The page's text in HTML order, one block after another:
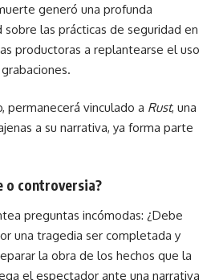
generó una profunda
las prácticas de seguridad en
productoras a replantearse el uso
permanecerá vinculado a Rust, una
a su narrativa, ya forma parte
o controversia?
preguntas incómodas: ¿Debe
una tragedia ser completada y
la obra de los hechos que la
el espectador ante una narrativa